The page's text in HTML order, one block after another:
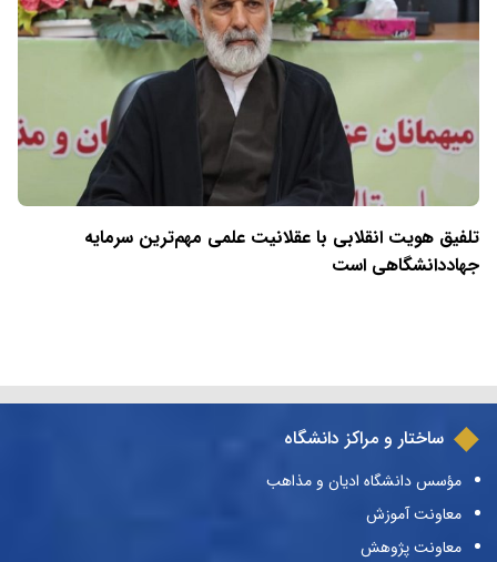
تلفیق هویت انقلابی با عقلانیت علمی مهم‌ترین سرمایه
جهاددانشگاهی است
ساختار و مراکز دانشگاه
مؤسس دانشگاه ادیان و مذاهب
معاونت آموزش
معاونت پژوهش